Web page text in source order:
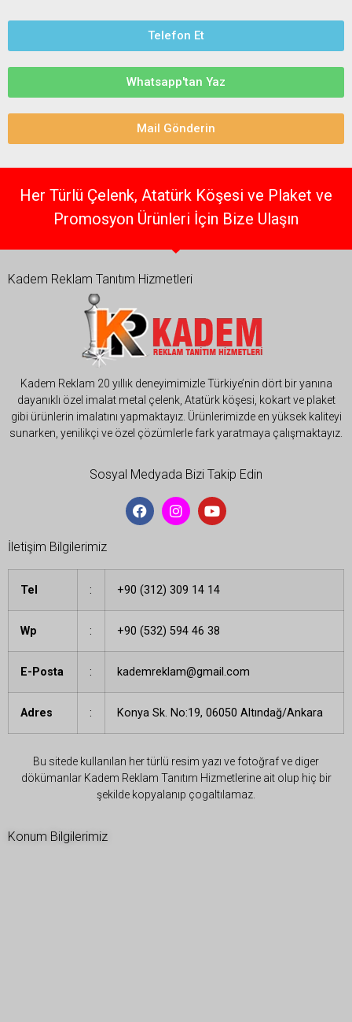
Telefon Et
Whatsapp'tan Yaz
Mail Gönderin
Her Türlü Çelenk, Atatürk Köşesi ve Plaket ve
Promosyon Ürünleri İçin Bize Ulaşın
Kadem Reklam Tanıtım Hizmetleri
Kadem Reklam 20 yıllık deneyimimizle Türkiye’nin dört bir yanına
dayanıklı özel imalat metal çelenk, Atatürk köşesi, kokart ve plaket
gibi ürünlerin imalatını yapmaktayız. Ürünlerimizde en yüksek kaliteyi
sunarken, yenilikçi ve özel çözümlerle fark yaratmaya çalışmaktayız.
Sosyal Medyada Bizi Takip Edin
İletişim Bilgilerimiz
Tel : +90 (312) 309 14 14
Wp : +90 (532) 594 46 38
E-Posta : kademreklam@gmail.com
Adres : Konya Sk. No:19, 06050 Altındağ/Ankara
Bu sitede kullanılan her türlü resim yazı ve fotoğraf ve diger
dökümanlar Kadem Reklam Tanıtım Hizmetlerine ait olup hiç bir
şekilde kopyalanıp çogaltılamaz.
Konum Bilgilerimiz